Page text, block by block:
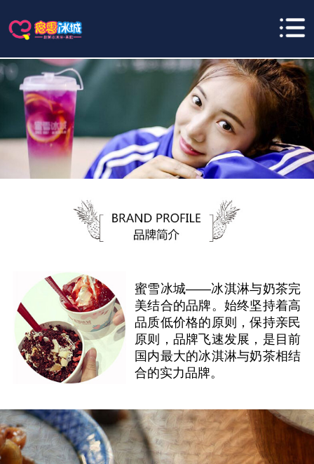
蜜雪冰城——冰淇淋与奶茶完
美结合的品牌。始终坚持着高
品质低价格的原则，保持亲民
原则，品牌飞速发展，是目前
国内最大的冰淇淋与奶茶相结
合的实力品牌。